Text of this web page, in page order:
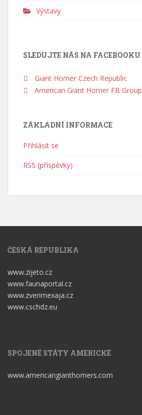
Výstavy
SLEDUJTE NÁS NA FACEBOOKU
Giant Homer Czech Republic
American Giant Homer FB Group
ZÁKLADNÍ INFORMACE
Přihlásit se
RSS (příspěvky)
ČESKÁ REPUBLIKA
www.zijeto.cz
www.faunaportal.cz
www.zverimexaja.cz
www.cschdz.eu
SPOJENÉ STÁTY AMERICKÉ
www.americangianthomers.com